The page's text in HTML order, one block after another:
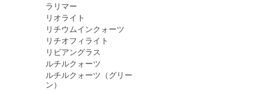
ラリマー
リオライト
リチウムインクォーツ
リチオフィライト
リビアングラス
ルチルクォーツ
ルチルクォーツ（グリー
ン）